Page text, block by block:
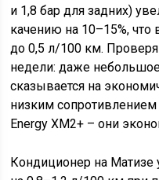
и 1,8 бар для задних)
качению на 10–15%, что
до 0,5 л/100 км.
недели: даже
сказывается на
низким
Energy XM2+ – они
Кондиционер на Матизе